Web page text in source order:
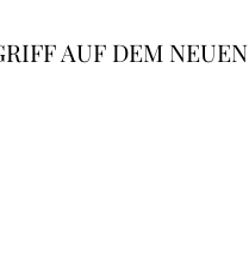
AUF DEM NEUEN